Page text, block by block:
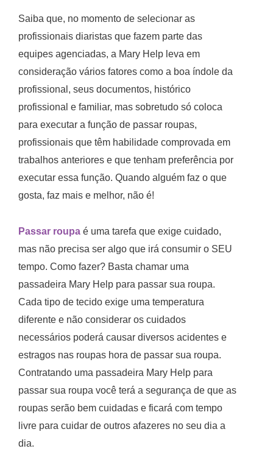
Saiba que, no momento de selecionar as
profissionais diaristas que fazem parte das
equipes agenciadas, a Mary Help leva em
consideração vários fatores como a boa índole da
profissional, seus documentos, histórico
profissional e familiar, mas sobretudo só coloca
para executar a função de passar roupas,
profissionais que têm habilidade comprovada em
trabalhos anteriores e que tenham preferência por
executar essa função. Quando alguém faz o que
gosta, faz mais e melhor, não é!
Passar roupa é uma tarefa que exige cuidado,
mas não precisa ser algo que irá consumir o SEU
tempo. Como fazer? Basta chamar uma
passadeira Mary Help para passar sua roupa.
Cada tipo de tecido exige uma temperatura
diferente e não considerar os cuidados
necessários poderá causar diversos acidentes e
estragos nas roupas hora de passar sua roupa.
Contratando uma passadeira Mary Help para
passar sua roupa você terá a segurança de que as
roupas serão bem cuidadas e ficará com tempo
livre para cuidar de outros afazeres no seu dia a
dia.